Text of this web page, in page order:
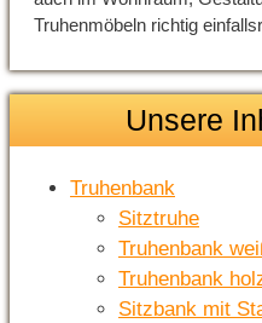
Truhenmöbeln richtig
Unsere
Truhenbank
Sitztruhe
Truhenbank
Truhenbank
Sitzbank mit